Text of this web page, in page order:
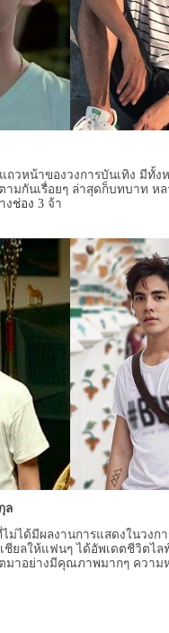
ถวหน้าของวงการบันเทิง มีทั้
มกันเรื่อยๆ ล่าสุดก็บทบาท หล
งช่อง 3 จ้า
ล
ไม่ได้มีผลงานการแสดงในวงก
ยลให้แฟนๆ ได้อัพเดตชีวิตไล
มาอย่างมีคุณภาพมากๆ ความ